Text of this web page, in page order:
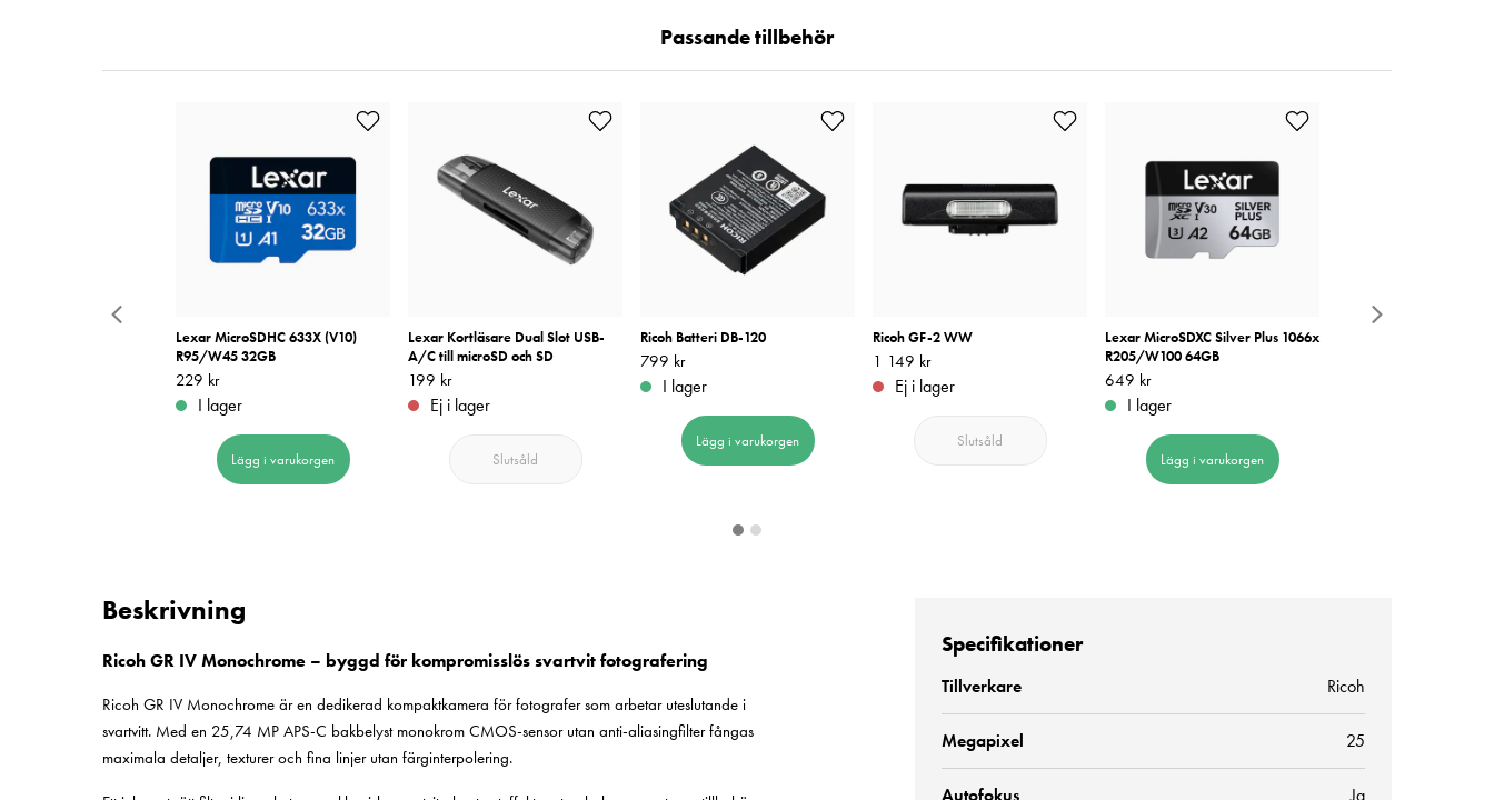
Passande tillbehör
Lexar MicroSDHC 633X (V10)
R95/W45 32GB
Pris: 229 kr
229 kr
I lager
Lägg i varukorgen
Lexar Kortläsare Dual Slot USB-
A/C till microSD och SD
Pris: 199 kr
199 kr
Ej i lager
Slutsåld
Ricoh Batteri DB-120
Pris: 799 kr
799 kr
I lager
Lägg i varukorgen
Ricoh GF-2 WW
Pris:1 149 kr
1 149 kr
Ej i lager
Slutsåld
Lexar MicroSDXC Silver Plus 1066x
R205/W100 64GB
Pris: 649 kr
649 kr
I lager
Lägg i varukorgen
Beskrivning
Ricoh GR IV Monochrome – byggd för kompromisslös svartvit fotografering
Ricoh GR IV Monochrome är en dedikerad kompaktkamera för fotografer som arbetar uteslutande i
svartvitt. Med en 25,74 MP APS-C bakbelyst monokrom CMOS-sensor utan anti-aliasingfilter fångas
maximala detaljer, texturer och fina linjer utan färginterpolering.
Specifikationer
Tillverkare Ricoh
Megapixel 25